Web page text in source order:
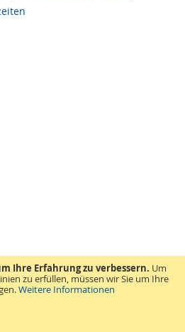
Ihre Erfahrung zu verbessern. Um
zu erfüllen, müssen wir Sie um Ihre
Weitere Informationen